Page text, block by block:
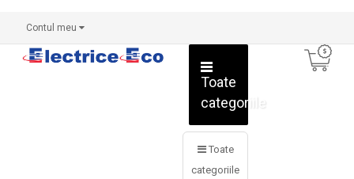
Contul meu
Toate
categoriile
Toate
categoriile